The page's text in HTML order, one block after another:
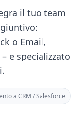
il tuo team
o Email,
e specializzato
a CRM / Salesforce